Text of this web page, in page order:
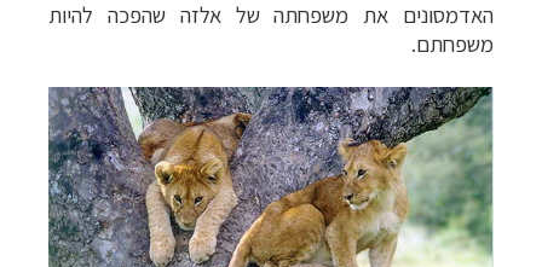
האדמסונים את משפחתה של אלזה שהפכה להיות
משפחתם.